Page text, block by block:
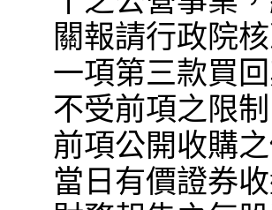
關報請行政院
一項第三款買
不受前項之限
前項公開收購
當日有價證券